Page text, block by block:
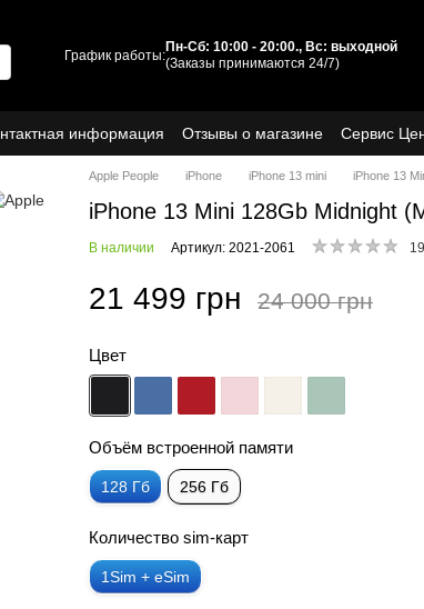
График работы:
Пн-Сб: 10:00 - 20:00., Вс: выходной
(Заказы принимаются 24/7)
информация Отзывы о магазине
Сервис
Apple People iPhone iPhone 13 mini iPhone 13
iPhone 13 Mini 128Gb Midnight
В наличии Артикул: 2021-2061
21 499 грн 24 000 грн
Цвет
Объём встроенной памяти
128 Гб 256 Гб
Количество sim-карт
1Sim + eSim